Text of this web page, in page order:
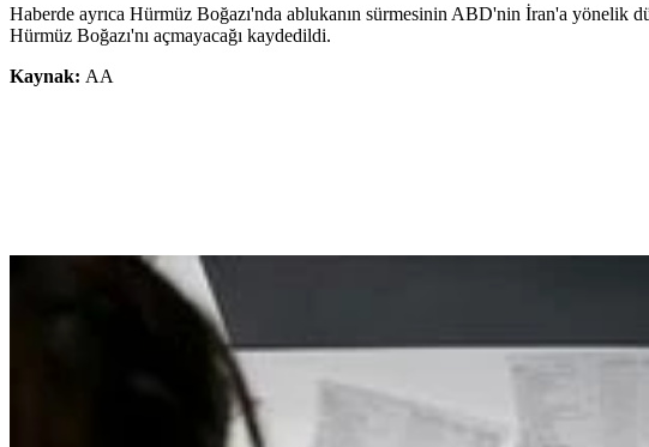
Haberde ayrıca Hürmüz Boğazı'nda ablukanın sürmesinin ABD'nin İran'a yönelik
Hürmüz Boğazı'nı açmayacağı kaydedildi.
Kaynak: AA